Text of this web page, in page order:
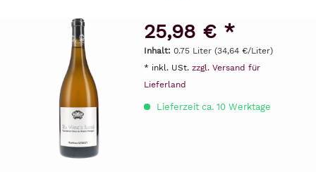
25,98 € *
Inhalt: 0.75 Liter (34,64 €/Liter)
* inkl. USt. zzgl. Versand für
Lieferland
Lieferzeit ca. 10 Werktage